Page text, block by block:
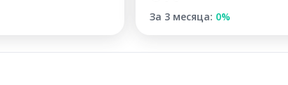
За 3 месяца: 0%